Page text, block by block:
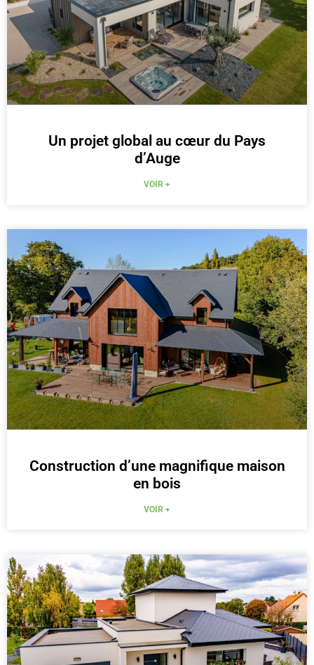
Un projet global au cœur du Pays
d’Auge
VOIR +
Construction d’une magnifique maison
en bois
VOIR +